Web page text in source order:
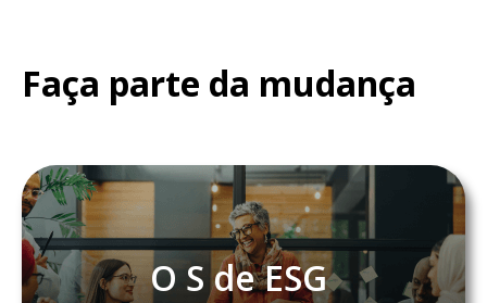
Faça parte da mudança
O S de ESG